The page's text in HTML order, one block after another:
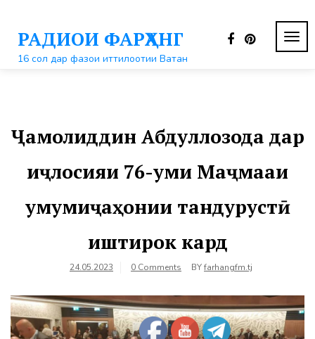
контентуРАДИОИ ФАРҲАНГ
16 сол дар фазои иттилоотии Ватан
Ҷамолиддин Абдуллозода дар
иҷлосияи 76-уми Маҷмааи
умумиҷаҳонии тандурустӣ
иштирок кард
24.05.2023 0 Comments BYfarhangfm.tj